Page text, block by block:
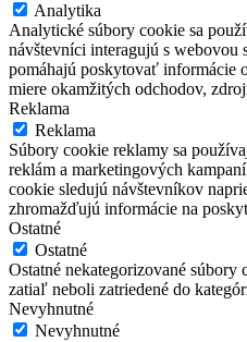
Analytika
Analytické súbory cookie sa
návštevníci interagujú s webovou
pomáhajú poskytovať informácie
miere okamžitých odchodov,
Reklama
Reklama
Súbory cookie reklamy sa
reklám a marketingových
cookie sledujú návštevníkov
zhromažďujú informácie na
Ostatné
Ostatné
Ostatné nekategorizované súbory
zatiaľ neboli zatriedené do
Nevyhnutné
Nevyhnutné